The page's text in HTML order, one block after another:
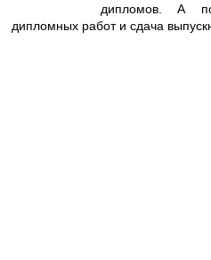
дипломов. А
дипломных работ и сдача